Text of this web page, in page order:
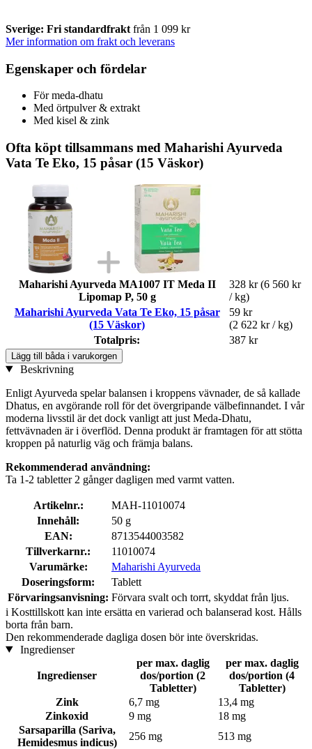
Sverige: Fri standardfrakt från 1 099 kr
Mer information om frakt och leverans
Egenskaper och fördelar
För meda-dhatu
Med örtpulver & extrakt
Med kisel & zink
Ofta köpt tillsammans med Maharishi Ayurveda
Vata Te Eko, 15 påsar (15 Väskor)
Maharishi Ayurveda MA1007 IT Meda II
Lipomap P, 50 g
328 kr (6 560 kr
/ kg)
Maharishi Ayurveda Vata Te Eko, 15 påsar
(15 Väskor)
59 kr
(2 622 kr / kg)
Totalpris:
387 kr
Lägg till båda i varukorgen
Beskrivning
Enligt Ayurveda spelar balansen i kroppens vävnader, de så kallade
Dhatus, en avgörande roll för det övergripande välbefinnandet. I vår
moderna livsstil är det dock vanligt att just Meda-Dhatu,
fettvävnaden är i överflöd. Denna produkt är framtagen för att stötta
kroppen på naturlig väg och främja balans.
Rekommenderad användning:
Ta 1-2 tabletter 2 gånger dagligen med varmt vatten.
Artikelnr.:
MAH-11010074
Innehåll:
50 g
EAN:
8713544003582
Tillverkarnr.:
11010074
Varumärke:
Maharishi Ayurveda
Doseringsform:
Tablett
Förvaringsanvisning: Förvara svalt och torrt, skyddat från ljus.
i Kosttillskott kan inte ersätta en varierad och balanserad kost. Hålls
borta från barn.
Den rekommenderade dagliga dosen bör inte överskridas.
Ingredienser
Ingredienser
per max. daglig
dos/portion (2
Tabletter)
per max. daglig
dos/portion (4
Tabletter)
Zink
6,7 mg
13,4 mg
Zinkoxid
9 mg
18 mg
Sarsaparilla (Sariva,
Hemidesmus indicus)
256 mg 513 mg